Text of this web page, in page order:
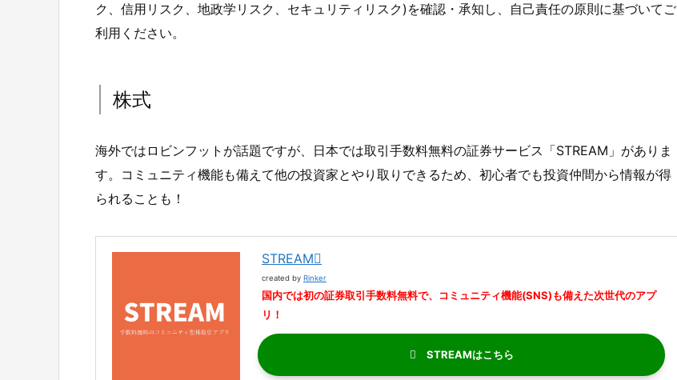
ク、信用リスク、地政学リスク、セキュリティリスク)を確認・承知し、自己責任の原則に基づいてご
利用ください。
株式
海外ではロビンフットが話題ですが、日本では取引手数料無料の証券サービス「STREAM」がありま
す。コミュニティ機能も備えて他の投資家とやり取りできるため、初心者でも投資仲間から情報が得
られることも！
STREAM
created by Rinker
国内では初の証券取引手数料無料で、コミュニティ機能(SNS)も備えた次世代のアプ
リ！
STREAM